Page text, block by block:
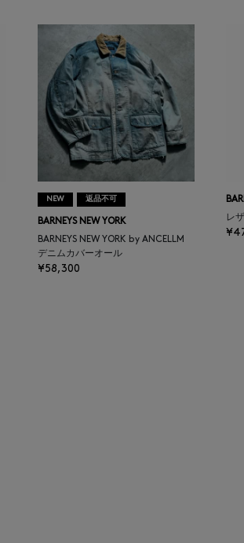
NEW 返品不可
BARNEYS NEW YORK
BARNEYS NEW YORK by ANCELLM
デニムカバーオール
¥58,300
レ